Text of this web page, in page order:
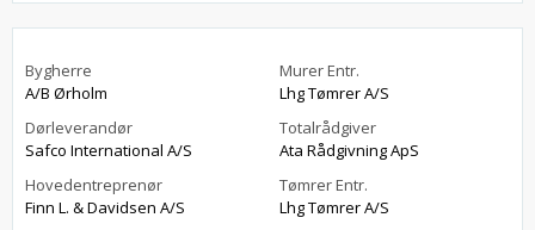
Bygherre
A/B Ørholm
Dørleverandør
Safco International A/S
Hovedentreprenør
Finn L. & Davidsen A/S
Murer Entr.
Lhg Tømrer A/S
Totalrådgiver
Ata Rådgivning ApS
Tømrer Entr.
Lhg Tømrer A/S